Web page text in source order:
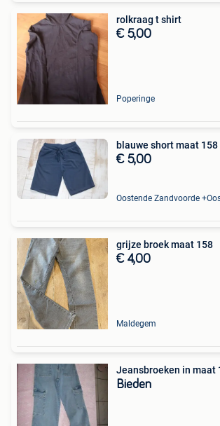
rolkraag t shirt
€ 5,00
Poperinge
blauwe short maat 158
€ 5,00
grijze broek maat 158
€ 4,00
Maldegem
Jeansbroeken in maat
Bieden